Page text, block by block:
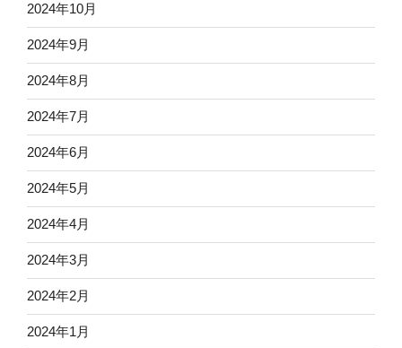
2024年10月
2024年9月
2024年8月
2024年7月
2024年6月
2024年5月
2024年4月
2024年3月
2024年2月
2024年1月